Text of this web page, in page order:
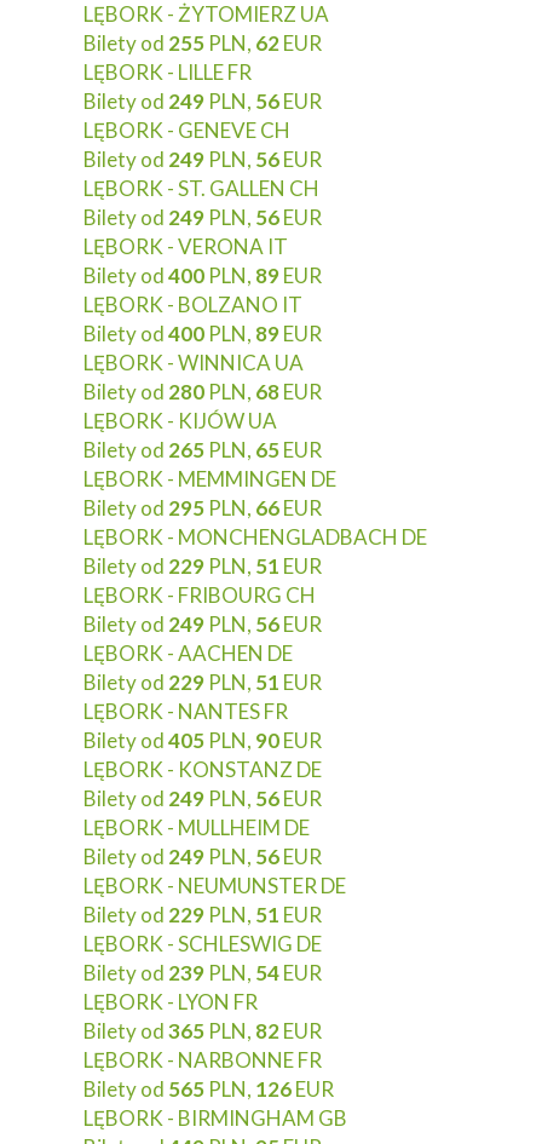
LĘBORK - ŻYTOMIERZ UA
Bilety od 255 PLN, 62EUR
LĘBORK - LILLE FR
Bilety od 249 PLN, 56EUR
LĘBORK - GENEVE CH
Bilety od 249 PLN, 56EUR
LĘBORK - ST. GALLEN CH
Bilety od 249 PLN, 56EUR
LĘBORK - VERONA IT
Bilety od400 PLN, 89EUR
LĘBORK - BOLZANO IT
Bilety od400 PLN, 89EUR
LĘBORK - WINNICA UA
Bilety od 280 PLN, 68EUR
LĘBORK - KIJÓW UA
Bilety od 265 PLN, 65EUR
LĘBORK - MEMMINGEN DE
Bilety od 295 PLN, 66EUR
LĘBORK - MONCHENGLADBACH DE
Bilety od 229 PLN, 51 EUR
LĘBORK - FRIBOURG CH
Bilety od 249 PLN, 56EUR
LĘBORK - AACHEN DE
Bilety od 229 PLN, 51 EUR
LĘBORK - NANTES FR
Bilety od405 PLN, 90EUR
LĘBORK - KONSTANZ DE
Bilety od 249 PLN, 56EUR
LĘBORK - MULLHEIM DE
Bilety od 249 PLN, 56EUR
LĘBORK - NEUMUNSTER DE
Bilety od 229 PLN, 51 EUR
LĘBORK - SCHLESWIG DE
Bilety od 239 PLN, 54EUR
LĘBORK - LYON FR
Bilety od365 PLN, 82EUR
LĘBORK - NARBONNE FR
Bilety od 565 PLN, 126EUR
LĘBORK - BIRMINGHAM GB